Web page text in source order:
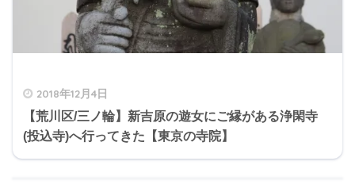
2018年12月4日
【荒川区/三ノ輪】新吉原の遊女にご縁がある浄閑寺
(投込寺)へ行ってきた【東京の寺院】